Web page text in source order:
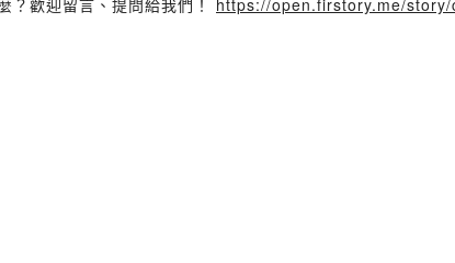
歡迎留言、提問給我們！ https://open.firstory.me/